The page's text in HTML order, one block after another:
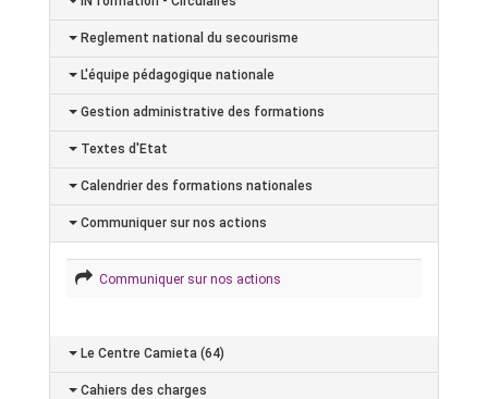
Reglement national du secourisme
L'équipe pédagogique nationale
Gestion administrative des formations
Textes d'Etat
Calendrier des formations nationales
Communiquer sur nos actions
Communiquer sur nos actions
Le Centre Camieta (64)
Cahiers des charges